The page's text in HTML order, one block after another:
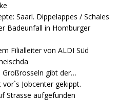
Saarl. Dippelappes / Schales
Badeunfall in Homburger
Filialleiter von ALDI Süd
Großrosseln gibt der…
Jobcenter gekippt.
Strasse aufgefunden